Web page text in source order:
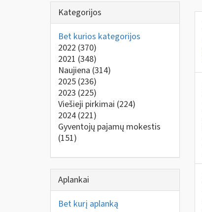
Kategorijos
Bet kurios kategorijos
2022 (370)
2021 (348)
Naujiena (314)
2025 (236)
2023 (225)
Viešieji pirkimai (224)
2024 (221)
Gyventojų pajamų mokestis
(151)
Aplankai
Bet kurį aplanką